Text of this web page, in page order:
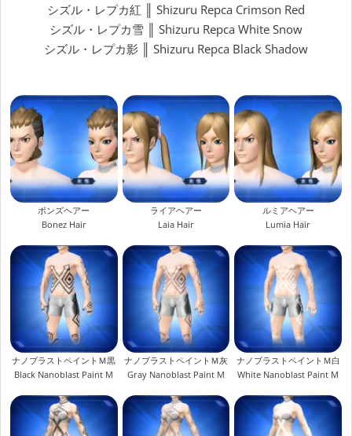
シズル・レプカ紅 ║ Shizuru Repca Crimson Red
シズル・レプカ雪 ║ Shizuru Repca White Snow
シズル・レプカ影 ║ Shizuru Repca Black Shadow
ボンズヘアー
Bonez Hair
ライアヘアー
Laia Hair
ルミアヘアー
Lumia Hair
ナノブラストペイントＭ黒
Black Nanoblast Paint M
ナノブラストペイントＭ灰
Gray Nanoblast Paint M
ナノブラストペイントＭ白
White Nanoblast Paint M